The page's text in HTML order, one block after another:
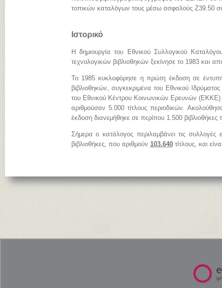
τοπικών καταλόγων τους μέσω ασφαλούς Z39.50
Ιστορικό
Η δημιουργία του Εθνικού Συλλογικού
τεχνολογικών βιβλιοθηκών ξεκίνησε το 1983 και
Το 1985 κυκλοφόρησε η πρώτη έκδοση σε
βιβλιοθηκών, συγκεκριμένα του Εθνικού
του Εθνικού Κέντρου Κοινωνικών Ερευνών
αριθμούσαν 5.000 τίτλους περιοδικών.
έκδοση διανεμήθηκε σε περίπου 1.500 βιβλιοθήκες
Σήμερα ο κατάλογος περιλαμβάνει τις
βιβλιοθήκες, που αριθμούν 103.640τίτλους, και